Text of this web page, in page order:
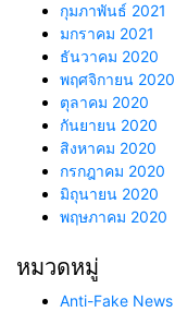
กุมภาพันธ์ 2021
มกราคม 2021
ธันวาคม 2020
พฤศจิกายน 2020
ตุลาคม 2020
กันยายน 2020
สิงหาคม 2020
กรกฎาคม 2020
มิถุนายน 2020
พฤษภาคม 2020
หมวดหมู่
Anti-Fake News